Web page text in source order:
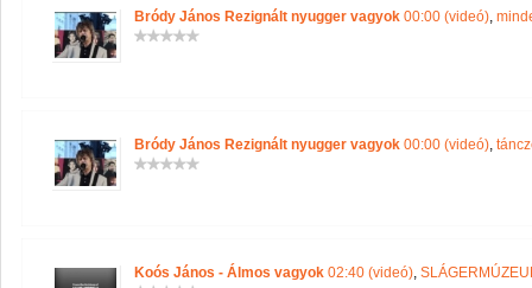
Bródy János Rezignált nyugger vagyok 00:00 (videó),
Bródy János Rezignált nyugger vagyok 00:00 (videó),
Koós János - Álmos vagyok 02:40 (videó),